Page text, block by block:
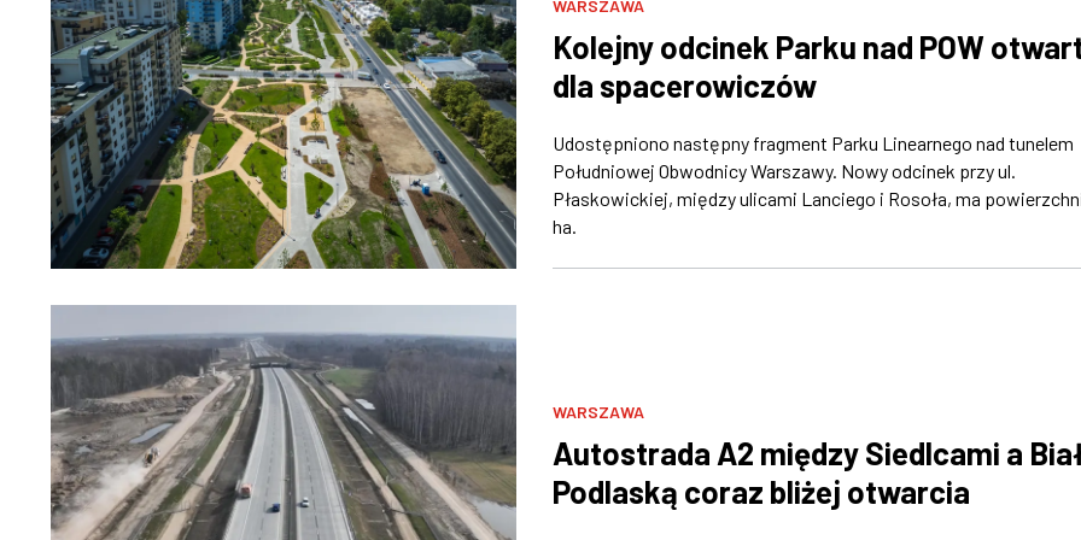
WARSZAWA
Kolejny odcinek Parku nad POW
dla spacerowiczów
Udostępniono następny fragment Parku Linearnego nad tunelem
Południowej Obwodnicy Warszawy. Nowy odcinek przy ul.
Płaskowickiej, między ulicami Lanciego i Rosoła, ma
ha.
WARSZAWA
Autostrada A2 między Siedlcami a
Podlaską coraz bliżej otwarcia